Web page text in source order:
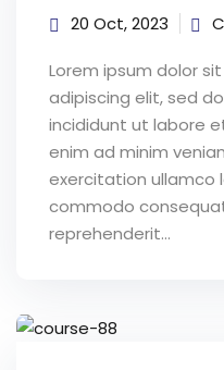
20 Oct, 2023
Lorem ipsum dolor
adipiscing elit, sed
incididunt ut labore
enim ad minim
exercitation ullamco
commodo
reprehenderit...